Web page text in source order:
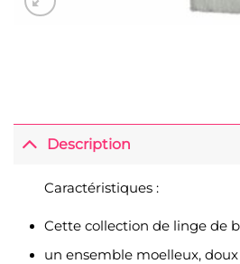
Description
Caractéristiques :
Cette collection de linge de
un ensemble moelleux,